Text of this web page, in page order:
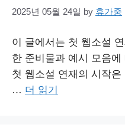
2025년 05월 24일 by 휴가중
이 글에서는 첫 웹소설
한 준비물과 예시 모음
첫 웹소설 연재의 시작
… 더 읽기